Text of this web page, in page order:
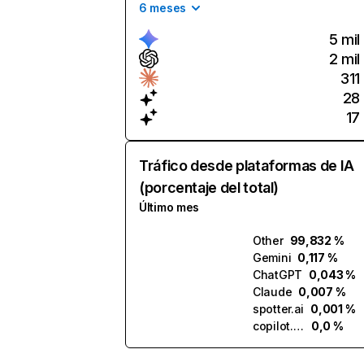
6 meses
5 mil
2 mil
311
28
17
Tráfico desde plataformas de IA
(porcentaje del total)
Último mes
Other 99,832 %
Gemini 0,117 %
ChatGPT 0,043 %
Claude 0,007 %
spotter.ai 0,001 %
copilot.microsoft.com
0,0 %